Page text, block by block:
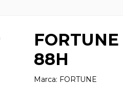
88H
Marca: FORTUNE